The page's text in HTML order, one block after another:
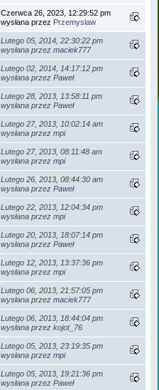
Czerwca 26, 2023, 12:29:52 pm
wysłana przez Przemyslaw
Lutego 05, 2014, 22:30:22 pm
wysłana przezmaciek777
Lutego 02, 2014, 14:17:12 pm
wysłana przezPaweł
Lutego 28, 2013, 13:58:11 pm
wysłana przezPaweł
Lutego 27, 2013, 10:02:14 am
wysłana przezmpi
Lutego 27, 2013, 08:11:48 am
wysłana przezmpi
Lutego 26, 2013, 08:44:30 am
wysłana przezPaweł
Lutego 22, 2013, 12:04:34 pm
wysłana przezmpi
Lutego 20, 2013, 18:07:14 pm
wysłana przezPaweł
Lutego 12, 2013, 13:37:36 pm
wysłana przezmpi
Lutego 06, 2013, 21:57:05 pm
wysłana przezmaciek777
Lutego 06, 2013, 18:44:04 pm
wysłana przezkojot_76
Lutego 05, 2013, 23:19:35 pm
wysłana przezmpi
Lutego 05, 2013, 19:21:36 pm
wysłana przezPaweł